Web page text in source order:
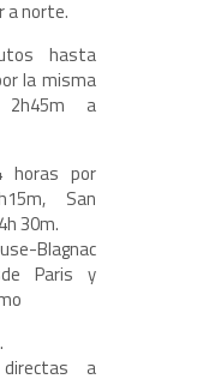
a norte.
hasta
la misma
a
horas por
San
30m.
Blagnac
Paris y
a